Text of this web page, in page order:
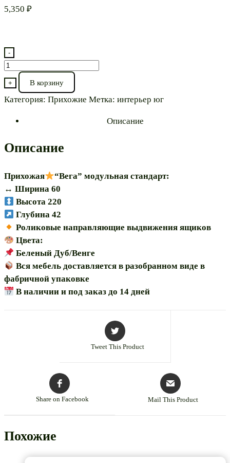
5,350 ₽
-
Количество
товара
Прихожая
60”
модульная
+ В корзину
Категория: Прихожие Метка: интерьер юг
Описание
Описание
Прихожая
“Вега” модульная стандарт:
↔️ Ширина 60
Высота 220
Глубина 42
Роликовые направляющие выдвижения ящиков
Цвета:
Беленый Дуб/Венге
Вся мебель доставляется в разобранном виде в
фабричной упаковке
В наличии и под заказ до 14 дней
Tweet This Product
Share on Facebook Mail This Product
Похожие